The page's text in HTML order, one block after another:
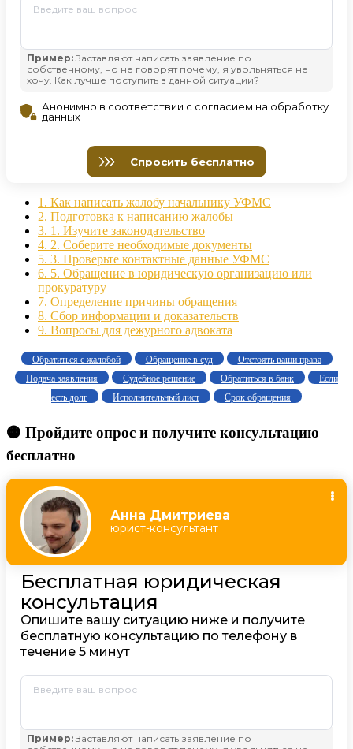
1. Как написать жалобу начальнику УФМС
2. Подготовка к написанию жалобы
3. 1. Изучите законодательство
4. 2. Соберите необходимые документы
5. 3. Проверьте контактные данные УФМС
6. 5. Обращение в юридическую организацию или
прокуратуру
7. Определение причины обращения
8. Сбор информации и доказательств
9. Вопросы для дежурного адвоката
Обратиться с жалобой Обращение в суд
Отстоять ваши права
Подача заявления
Судебное решение Обратиться в банк
Если
есть долг
Исполнительный лист Срок обращения
🟠 Пройдите опрос и получите консультацию
бесплатно